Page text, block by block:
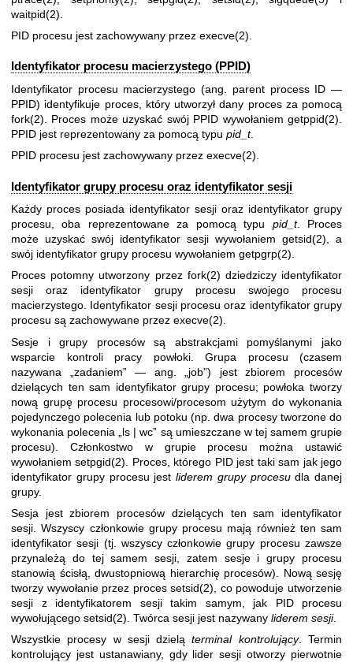
waitpid(2)
PID procesu jest zachowywany przez execve(2)
Identyfikator procesu macierzystego (PPID)
Identyfikator procesu macierzystego (ang. parent process ID —
PPID) identyfikuje proces, który utworzył dany proces za pomocą
fork(2) . Proces może uzyskać swój PPID wywołaniem getppid(2)
PPID jest reprezentowany za pomocą typu pid_t.
PPID procesu jest zachowywany przez execve(2)
Identyfikator grupy procesu oraz identyfikator sesji
Każdy proces posiada identyfikator sesji oraz identyfikator grupy
procesu, oba reprezentowane za pomocą typu pid_t. Proces
może uzyskać swój identyfikator sesji wywołaniem getsid(2) , a
swój identyfikator grupy procesu wywołaniem getpgrp(2)
Proces potomny utworzony przez fork(2) dziedziczy identyfikator
sesji oraz identyfikator grupy procesu swojego procesu
macierzystego. Identyfikator sesji procesu oraz identyfikator grupy
procesu są zachowywane przez execve(2)
Sesje i grupy procesów są abstrakcjami pomyślanymi jako
wsparcie kontroli pracy powłoki. Grupa procesu (czasem
nazywana „zadaniem” — ang. „job”) jest zbiorem procesów
dzielących ten sam identyfikator grupy procesu; powłoka tworzy
nową grupę procesu procesowi/procesom użytym do wykonania
pojedynczego polecenia lub potoku (np. dwa procesy tworzone do
wykonania polecenia „ls | wc” są umieszczane w tej samem grupie
procesu). Członkostwo w grupie procesu można ustawić
wywołaniemsetpgid(2) . Proces, którego PID jest taki sam jak jego
identyfikator grupy procesu jest liderem grupy procesudla danej
grupy.
Sesja jest zbiorem procesów dzielących ten sam identyfikator
sesji. Wszyscy członkowie grupy procesu mają również ten sam
identyfikator sesji (tj. wszyscy członkowie grupy procesu zawsze
przynależą do tej samem sesji, zatem sesje i grupy procesu
stanowią ścisłą, dwustopniową hierarchię procesów). Nową sesję
tworzy wywołanie przez processetsid(2) , co powoduje utworzenie
sesji z identyfikatorem sesji takim samym, jak PID procesu
wywołującego setsid(2) . Twórca sesji jest nazywany liderem sesji.
Wszystkie procesy w sesji dzieląterminal kontrolujący. Termin
kontrolujący jest ustanawiany, gdy lider sesji otworzy pierwotnie